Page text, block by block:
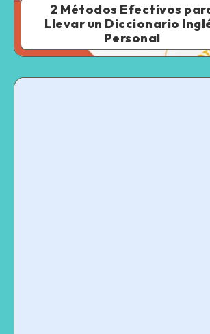
2 Métodos Efectivos
Llevar un Diccionario
Personal